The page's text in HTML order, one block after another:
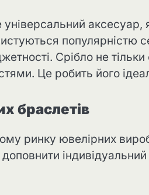
універсальний аксесуар,
популярністю
Срібло не
Це робить його
браслетів
ринку ювелірних
доповнити